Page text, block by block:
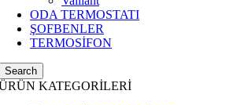
ODA TERMOSTATI
ŞOFBENLER
TERMOSİFON
Search
KATEGORİLERİ